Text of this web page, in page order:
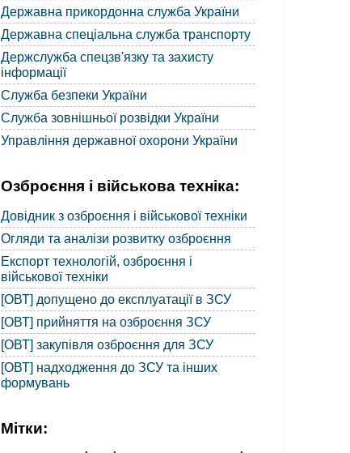
Державна прикордонна служба України
Державна спеціальна служба транспорту
Держслужба спецзв'язку та захисту
інформації
Служба безпеки України
Служба зовнішньої розвідки України
Управління державної охорони України
Озброєння і військова техніка:
Довідник з озброєння і військової техніки
Огляди та аналізи розвитку озброєння
Експорт технологій, озброєння і
військової техніки
[ОВТ] допущено до експлуатації в ЗСУ
[ОВТ] прийняття на озброєння ЗСУ
[ОВТ] закупівля озброєння для ЗСУ
[ОВТ] надходження до ЗСУ та інших
формувань
Мітки: